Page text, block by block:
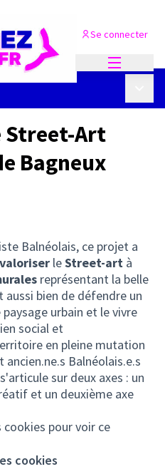
Se connecter
Street-Art
Bagneux
Balnéolais, ce projet a
valoriser leStreet-art à
représentant la belle
bien de défendre un
urbain et le vivre
social et
en pleine mutation
Balnéolais.e.s
sur deux axes : un
et un deuxième axe
pour voir ce
cookies